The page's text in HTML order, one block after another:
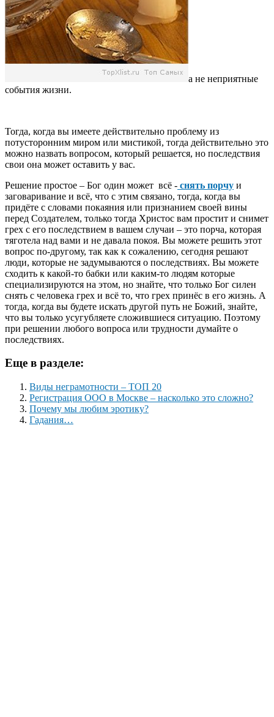
а не неприятные
события жизни.
Тогда, когда вы имеете действительно проблему из
потусторонним миром или мистикой, тогда действительно это
можно назвать вопросом, который решается, но последствия
свои она может оставить у вас.
Решение простое – Бог один может всё - снять порчу и
заговаривание и всё, что с этим связано, тогда, когда вы
придёте с словами покаяния или признанием своей вины
перед Создателем, только тогда Христос вам простит и снимет
грех с его последствием в вашем случаи – это порча, которая
тяготела над вами и не давала покоя. Вы можете решить этот
вопрос по-другому, так как к сожалению, сегодня решают
люди, которые не задумываются о последствиях. Вы можете
сходить к какой-то бабки или каким-то людям которые
специализируются на этом, но знайте, что только Бог силен
снять с человека грех и всё то, что грех принёс в его жизнь. А
тогда, когда вы будете искать другой путь не Божий, знайте,
что вы только усугубляете сложившиеся ситуацию. Поэтому
при решении любого вопроса или трудности думайте о
последствиях.
Еще в разделе:
Виды неграмотности – ТОП 20
Регистрация ООО в Москве – насколько это сложно?
Почему мы любим эротику?
Гадания…